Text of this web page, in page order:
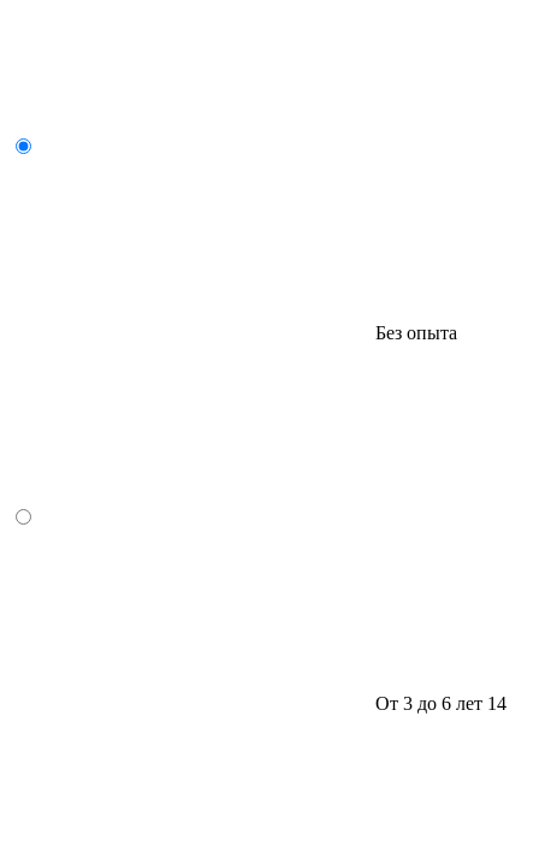
Без опыта
От 3 до 6 лет 14